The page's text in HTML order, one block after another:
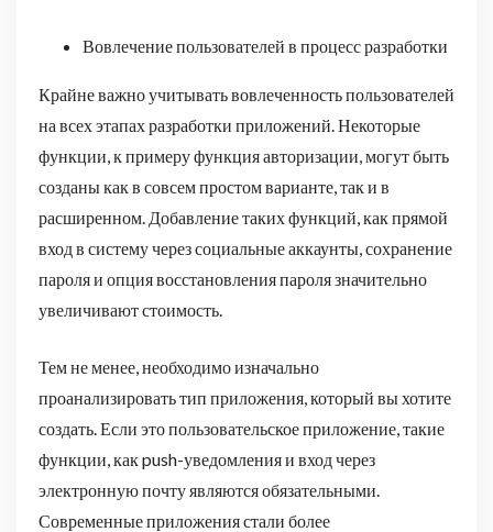
Вовлечение пользователей в процесс разработки
Крайне важно учитывать вовлеченность пользователей
на всех этапах разработки приложений. Некоторые
функции, к примеру функция авторизации, могут быть
созданы как в совсем простом варианте, так и в
расширенном. Добавление таких функций, как прямой
вход в систему через социальные аккаунты, сохранение
пароля и опция восстановления пароля значительно
увеличивают стоимость.
Тем не менее, необходимо изначально
проанализировать тип приложения, который вы хотите
создать. Если это пользовательское приложение, такие
функции, как push-уведомления и вход через
электронную почту являются обязательными.
Современные приложения стали более